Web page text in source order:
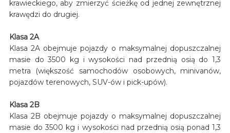
krawieckiego, aby zmierzyć ścieżkę od jednej zewnętrznej
krawędzi do drugiej.
Klasa 2A
Klasa 2A obejmuje pojazdy o maksymalnej dopuszczalnej
masie do 3500 kg i wysokości nad przednią osią do 1,3
metra (większość samochodów osobowych, minivanów,
pojazdów terenowych, SUV-ów i pick-upów).
Klasa 2B
Klasa 2B obejmuje pojazdy o maksymalnej dopuszczalnej
masie do 3500 kg i wysokości nad przednią osią ponad 1,3